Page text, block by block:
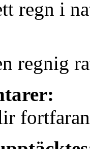
regn i
regnig